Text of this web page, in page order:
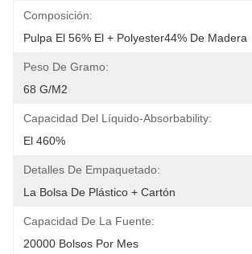
Composición:
Pulpa El 56% El + Polyester44% De Madera
Peso De Gramo:
68 G/m2
Capacidad Del Líquido-Absorbability:
El 460%
Detalles De Empaquetado:
La Bolsa De Plástico + Cartón
Capacidad De La Fuente:
20000 Bolsos Por Mes